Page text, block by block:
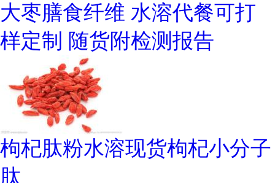
大枣膳食纤维 水溶代餐可打
样定制 随货附检测报告
枸杞肽粉水溶现货枸杞小分子
肽